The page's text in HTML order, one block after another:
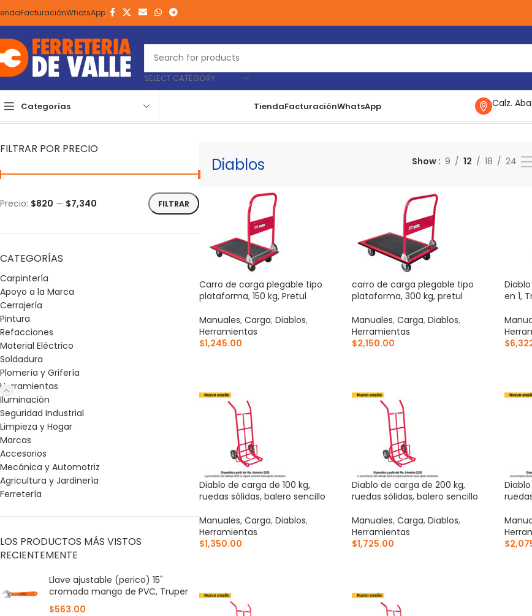
FacturaciónWhatsApp
SELECT CATEGORY
Categorías TiendaFacturaciónWhatsApp Calz.
FILTRAR POR PRECIO
FILTRAR
Precio: $820 — $7,340
CATEGORÍAS
Carpintería
Apoyo a la Marca
Cerrajería
Pintura
Refacciones
Material Eléctrico
Soldadura
Plomería y Grifería
Herramientas
Iluminación
Seguridad Industrial
Limpieza y Hogar
Marcas
Accesorios
Mecánica y Automotriz
Agricultura y Jardinería
Ferretería
LOS PRODUCTOS MÁS VISTOS
RECIENTEMENTE
Llave ajustable (perico) 15"
cromada mango de PVC, Truper
$563.00
Diablos Show 9 12 18 24
Carro de carga plegable tipo
plataforma, 150 kg, Pretul
Manuales, Carga, Diablos,
Herramientas
$1,245.00
carro de carga plegable tipo
plataforma, 300 kg, pretul
Manuales, Carga, Diablos,
Herramientas
$2,150.00
en 1,
$
Diablo de carga de 100 kg,
ruedas sólidas, balero sencillo
Manuales, Carga, Diablos,
Herramientas
$1,350.00
Diablo de carga de 200 kg,
ruedas sólidas, balero sencillo
Manuales, Carga, Diablos,
Herramientas
$1,725.00
$